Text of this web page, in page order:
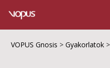
VOPUS Gnosis >Gyakorlatok